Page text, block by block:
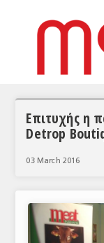
ΣΥΝΕΝΤΕΥΞΕΙΣ
ΘΕΜΑΤΑ
ΚΟΣΜΟΣ
Επιτυχής η
Detrop
03 March 2016